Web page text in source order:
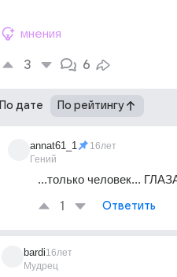
мнения
3 6
По дате По рейтингу
annat61_1
Гений
16лет
...только человек...
1 Ответить
bardi
Мудрец
16лет